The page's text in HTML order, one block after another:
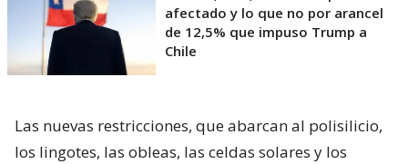
afectado y lo que no por arancel
de 12,5% que impuso Trump a
Chile
Las nuevas restricciones, que abarcan al polisilicio,
los lingotes, las obleas, las celdas solares y los